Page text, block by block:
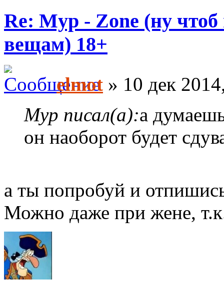
Re: Myp - Zone (ну
вещам) 18+
elmot » 10 дек
Myp писал(а):а
он наоборот будет
а ты попробуй и
Можно даже при жене,